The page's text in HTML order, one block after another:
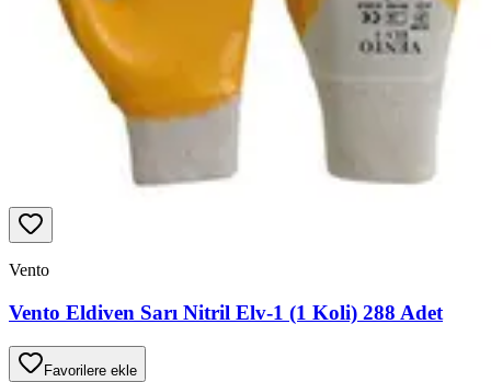
Vento
Vento Eldiven Sarı Nitril Elv-1 (1 Koli) 288 Adet
Favorilere ekle